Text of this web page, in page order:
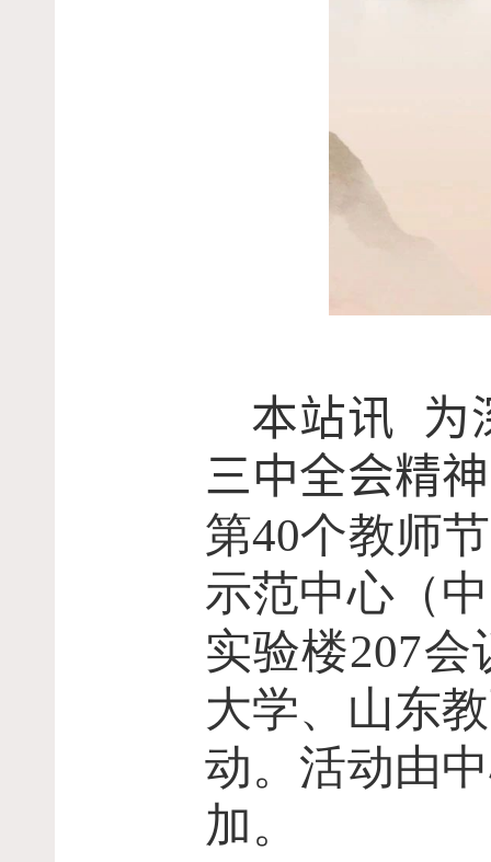
本站讯 为
三中全会精
第40个教师
示范中心（
实验楼207会
大学、山东
动。活动由
加。